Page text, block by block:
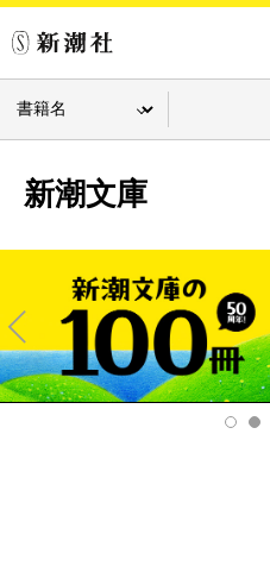
新潮文庫
Pre
v